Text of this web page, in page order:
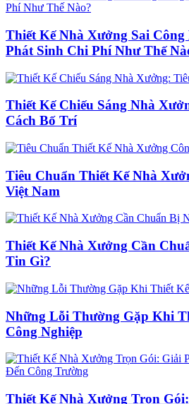
Thiết Kế Nhà Xưởng Sai Công
Phát Sinh Chi Phí Như Thế
Thiết Kế Chiếu Sáng Nhà
Cách Bố Trí
Tiêu Chuẩn Thiết Kế Nhà
Việt Nam
Thiết Kế Nhà Xưởng Cần
Tin Gì?
Những Lỗi Thường Gặp Khi
Công Nghiệp
Thiết Kế Nhà Xưởng Trọn